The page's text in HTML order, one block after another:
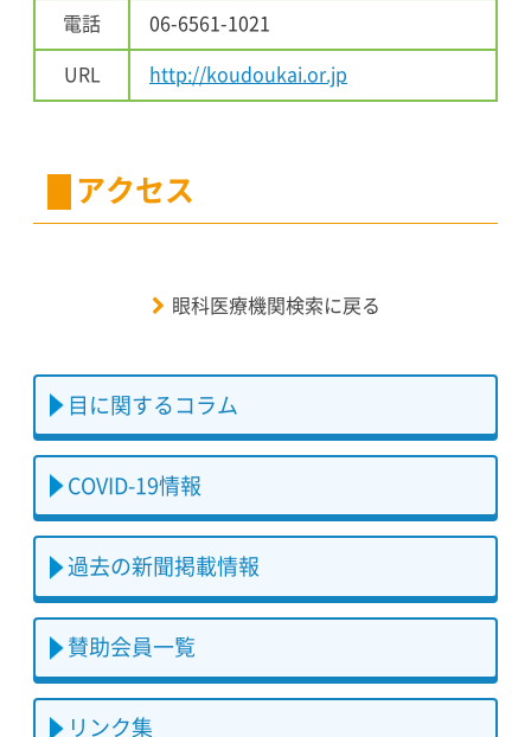
電話 06-6561-1021
URL http://koudoukai.or.jp
アクセス
眼科医療機関検索に戻る
目に関するコラム
COVID-19情報
過去の新聞掲載情報
賛助会員一覧
リンク集